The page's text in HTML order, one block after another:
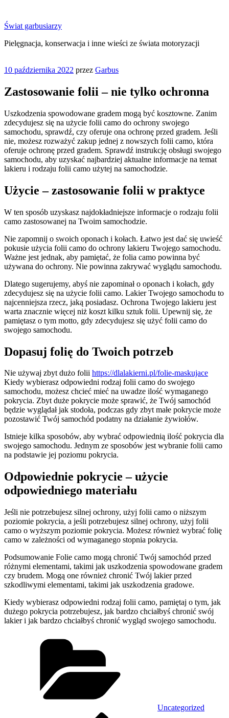
treści
Świat garbusiarzy
Pielęgnacja, konserwacja i inne wieści ze świata motoryzacji
Opublikowane
10 października 2022 przez Garbus
Zastosowanie folii – nie tylko ochronna
Uszkodzenia spowodowane gradem mogą być kosztowne. Zanim
zdecydujesz się na użycie folii camo do ochrony swojego
samochodu, sprawdź, czy oferuje ona ochronę przed gradem. Jeśli
nie, możesz rozważyć zakup jednej z nowszych folii camo, która
oferuje ochronę przed gradem. Sprawdź instrukcję obsługi swojego
samochodu, aby uzyskać najbardziej aktualne informacje na temat
lakieru i rodzaju folii camo użytej na samochodzie.
Użycie – zastosowanie folii w praktyce
W ten sposób uzyskasz najdokładniejsze informacje o rodzaju folii
camo zastosowanej na Twoim samochodzie.
Nie zapomnij o swoich oponach i kołach. Łatwo jest dać się uwieść
pokusie użycia folii camo do ochrony lakieru Twojego samochodu.
Ważne jest jednak, aby pamiętać, że folia camo powinna być
używana do ochrony. Nie powinna zakrywać wyglądu samochodu.
Dlatego sugerujemy, abyś nie zapominał o oponach i kołach, gdy
zdecydujesz się na użycie folii camo. Lakier Twojego samochodu to
najcenniejsza rzecz, jaką posiadasz. Ochrona Twojego lakieru jest
warta znacznie więcej niż koszt kilku sztuk folii. Upewnij się, że
pamiętasz o tym motto, gdy zdecydujesz się użyć folii camo do
swojego samochodu.
Dopasuj folię do Twoich potrzeb
Nie używaj zbyt dużo folii https://dlalakierni.pl/folie-maskujace
Kiedy wybierasz odpowiedni rodzaj folii camo do swojego
samochodu, możesz chcieć mieć na uwadze ilość wymaganego
pokrycia. Zbyt duże pokrycie może sprawić, że Twój samochód
będzie wyglądał jak stodoła, podczas gdy zbyt małe pokrycie może
pozostawić Twój samochód podatny na działanie żywiołów.
Istnieje kilka sposobów, aby wybrać odpowiednią ilość pokrycia dla
swojego samochodu. Jednym ze sposobów jest wybranie folii camo
na podstawie jej poziomu pokrycia.
Odpowiednie pokrycie – użycie
odpowiedniego materiału
Jeśli nie potrzebujesz silnej ochrony, użyj folii camo o niższym
poziomie pokrycia, a jeśli potrzebujesz silnej ochrony, użyj folii
camo o wyższym poziomie pokrycia. Możesz również wybrać folię
camo w zależności od wymaganego stopnia pokrycia.
Podsumowanie Folie camo mogą chronić Twój samochód przed
różnymi elementami, takimi jak uszkodzenia spowodowane gradem
czy brudem. Mogą one również chronić Twój lakier przed
szkodliwymi elementami, takimi jak uszkodzenia gradowe.
Kiedy wybierasz odpowiedni rodzaj folii camo, pamiętaj o tym, jak
dużego pokrycia potrzebujesz, jak bardzo chciałbyś chronić swój
lakier i jak bardzo chciałbyś chronić wygląd swojego samochodu.
Uncategorized